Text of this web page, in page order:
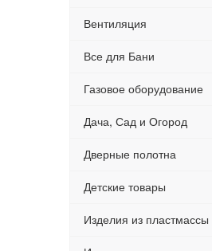
Вентиляция
Все для Бани
Газовое оборудование
Дача, Сад и Огород
Дверные полотна
Детские товары
Изделия из пластмассы